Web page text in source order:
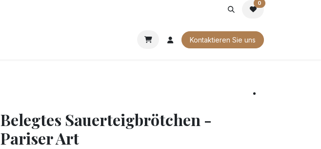
0
FIRMENGESCHENKE UNSERE BROSCHÜREN
Kontaktieren Sie uns
Belegtes Sauerteigbrötchen -
Pariser Art